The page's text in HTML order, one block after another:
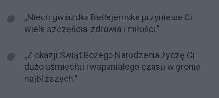
„Niech gwiazdka Betlejemska przyniesie Ci
wiele szczęścia, zdrowia i miłości.”
„Z okazji Świąt Bożego Narodzenia życzę Ci
dużo uśmiechu i wspaniałego czasu w gronie
najbliższych.”